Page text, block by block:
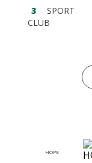
3
SPORT
CLUB
HOPE